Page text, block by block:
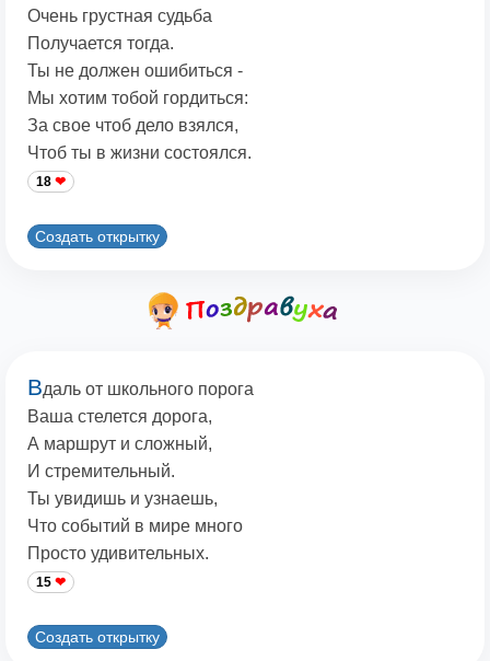
Очень грустная судьба
Получается тогда.
Ты не должен ошибиться -
Мы хотим тобой гордиться:
За свое чтоб дело взялся,
Чтоб ты в жизни состоялся.
18
Создать открытку
Вдаль от школьного порога
Ваша стелется дорога,
А маршрут и сложный,
И стремительный.
Ты увидишь и узнаешь,
Что событий в мире много
Просто удивительных.
15
Создать открытку